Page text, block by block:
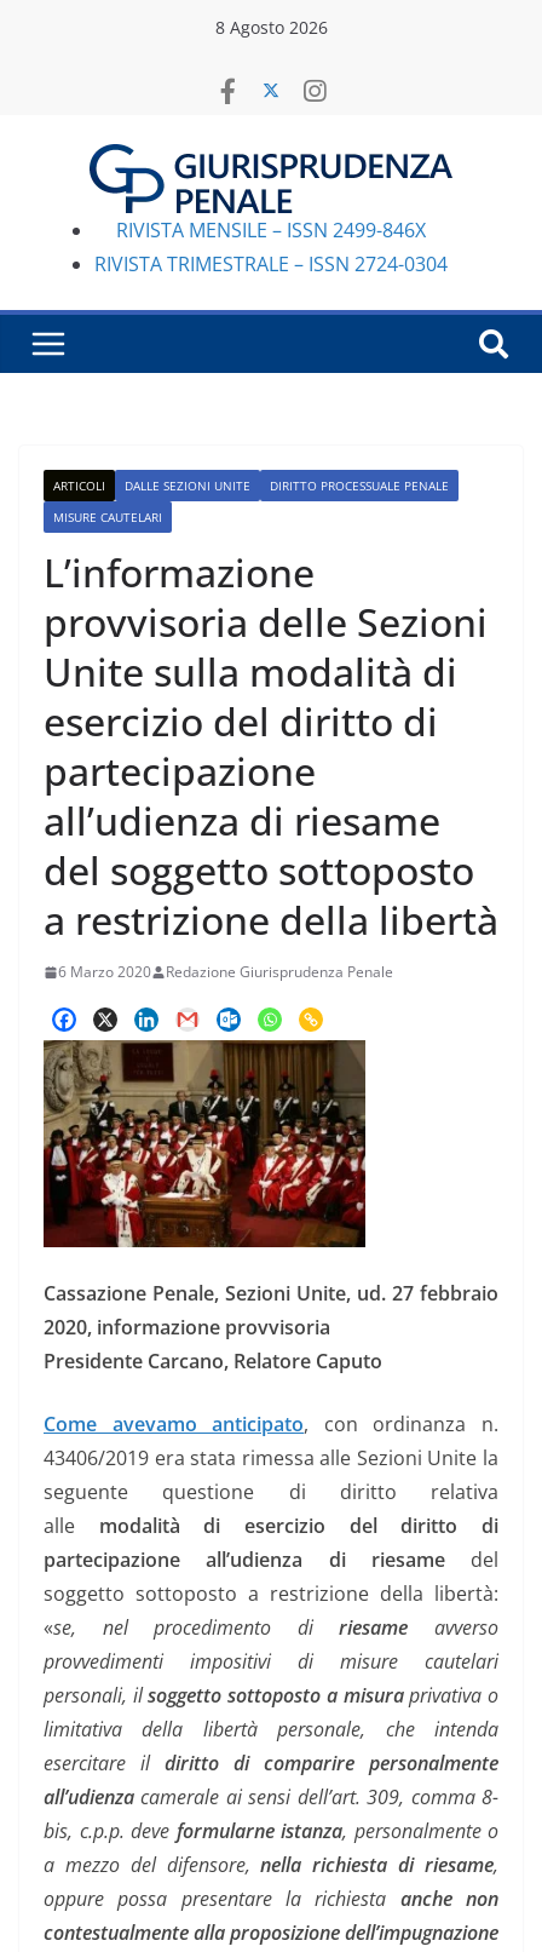
8 Agosto 2026
RIVISTA MENSILE – ISSN 2499-846X
RIVISTA TRIMESTRALE – ISSN 2724-0304
ARTICOLI DALLE SEZIONI UNITE
DIRITTO PROCESSUALE PENALE
MISURE CAUTELARI
L’informazione
provvisoria delle Sezioni
Unite sulla modalità di
esercizio del diritto di
partecipazione
all’udienza di riesame
del soggetto sottoposto
a restrizione della libertà
6 Marzo 2020 Redazione Giurisprudenza Penale
Cassazione Penale, Sezioni Unite, ud. 27 febbraio
2020, informazione provvisoria
Presidente Carcano, Relatore Caputo
Come avevamo anticipato, con ordinanza n.
43406/2019 era stata rimessa alle Sezioni Unite la
seguente questione di diritto relativa
alle modalità di esercizio del diritto di
partecipazione all’udienza di riesamedel
soggetto sottoposto a restrizione della libertà:
«se, nel procedimento diriesame avverso
provvedimenti impositivi di misure cautelari
personali, ilsoggetto sottoposto a misuraprivativa o
limitativa della libertà personale, che intenda
esercitare il diritto di comparire personalmente
all’udienza camerale ai sensi dell’art. 309, comma 8-
bis, c.p.p. deve formularne istanza, personalmente o
a mezzo del difensore,nella richiesta di riesame,
oppure possa presentare la richiesta anche non
contestualmente alla proposizione dell’impugnazione